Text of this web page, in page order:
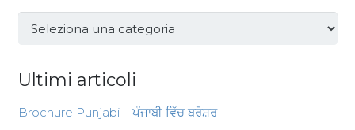
Categorie
Ultimi articoli
Brochure Punjabi – ਪੰਜਾਬੀ ਵਿੱਚ ਬਰੋਸ਼ਰ